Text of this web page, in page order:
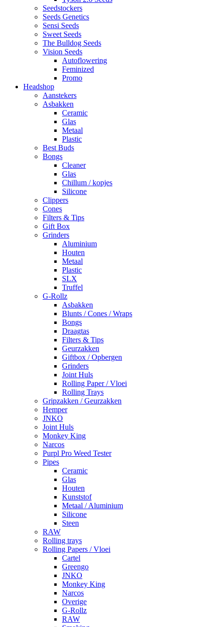
Seedstockers
Seeds Genetics
Sensi Seeds
Sweet Seeds
The Bulldog Seeds
Vision Seeds
Autoflowering
Feminized
Promo
Headshop
Aanstekers
Asbakken
Ceramic
Glas
Metaal
Plastic
Best Buds
Bongs
Cleaner
Glas
Chillum / kopjes
Silicone
Clippers
Cones
Filters & Tips
Gift Box
Grinders
Aluminium
Houten
Metaal
Plastic
SLX
Truffel
G-Rollz
Asbakken
Blunts / Cones / Wraps
Bongs
Draagtas
Filters & Tips
Geurzakken
Giftbox / Opbergen
Grinders
Joint Huls
Rolling Paper / Vloei
Rolling Trays
Gripzakken / Geurzakken
Hemper
JNKO
Joint Huls
Monkey King
Narcos
Purpl Pro Weed Tester
Pipes
Ceramic
Glas
Houten
Kunststof
Metaal / Aluminium
Silicone
Steen
RAW
Rolling trays
Rolling Papers / Vloei
Cartel
Greengo
JNKO
Monkey King
Narcos
Overige
G-Rollz
RAW